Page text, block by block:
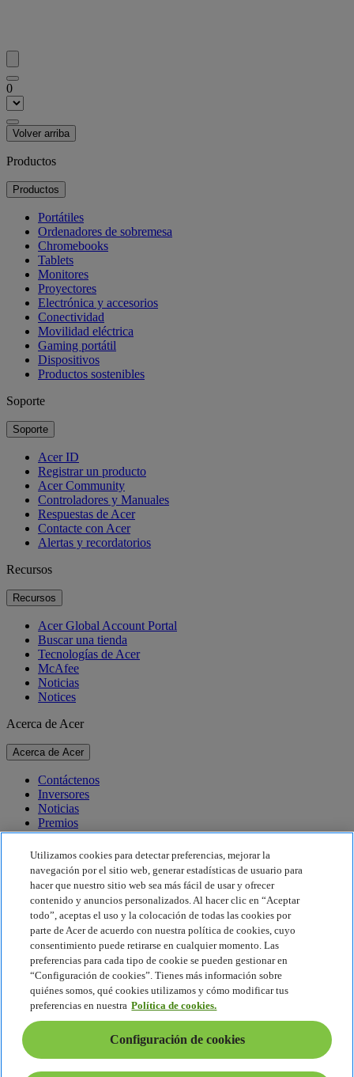
0
Volver arriba
Productos
Productos
Portátiles
Ordenadores de sobremesa
Chromebooks
Tablets
Monitores
Proyectores
Electrónica y accesorios
Conectividad
Movilidad eléctrica
Gaming portátil
Dispositivos
Productos sostenibles
Soporte
Soporte
Acer ID
Registrar un producto
Acer Community
Controladores y Manuales
Respuestas de Acer
Contacte con Acer
Alertas y recordatorios
Recursos
Recursos
Acer Global Account Portal
Buscar una tienda
Tecnologías de Acer
McAfee
Noticias
Notices
Acerca de Acer
Acerca de Acer
Contáctenos
Inversores
Noticias
Premios
Eventos
Sostenibilidad
Sostenibilidad
Responsabilidad social corporativa
Huella de carbono de los productos
Project Humanity
Earthion
Política de privacidad
Política sobre cookies
Aviso legal
Información legal adicional
Política de accesibilidad
Configuración de cookies
Utilizamos cookies para detectar preferencias, mejorar la
navegación por el sitio web, generar estadísticas de usuario para
hacer que nuestro sitio web sea más fácil de usar y ofrecer
contenido y anuncios personalizados. Al hacer clic en “Aceptar
todo”, aceptas el uso y la colocación de todas las cookies por
parte de Acer de acuerdo con nuestra política de cookies, cuyo
consentimiento puede retirarse en cualquier momento. Las
preferencias para cada tipo de cookie se pueden gestionar en
“Configuración de cookies”. Tienes más información sobre
quiénes somos, qué cookies utilizamos y cómo modificar tus
preferencias en nuestra Política de cookies.
Configuración de cookies